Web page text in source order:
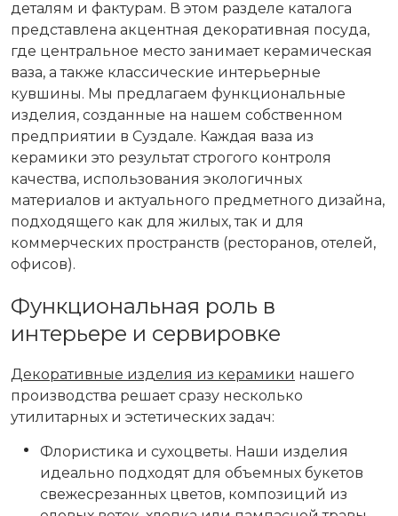
деталям и фактурам. В этом разделе каталога
представлена акцентная декоративная посуда,
где центральное место занимает керамическая
ваза, а также классические интерьерные
кувшины. Мы предлагаем функциональные
изделия, созданные на нашем собственном
предприятии в Суздале. Каждая ваза из
керамики это результат строгого контроля
качества, использования экологичных
материалов и актуального предметного дизайна,
подходящего как для жилых, так и для
коммерческих пространств (ресторанов, отелей,
офисов).
Функциональная роль в
интерьере и сервировке
Декоративные изделия из керамики нашего
производства решает сразу несколько
утилитарных и эстетических задач:
Флористика и сухоцветы. Наши изделия
идеально подходят для объемных букетов
свежесрезанных цветов, композиций из